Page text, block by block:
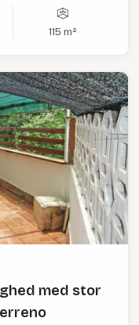
115 m²
med stor